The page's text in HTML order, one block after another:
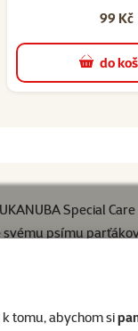
tomu, abychom si
99 Kč
do
Special
svému psímu